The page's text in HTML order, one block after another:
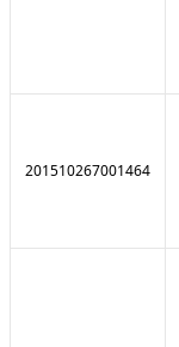
201510267001464